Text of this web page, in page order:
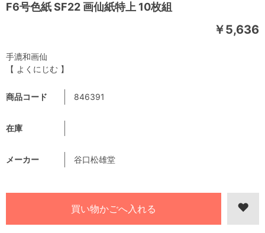
F6号色紙 SF22 画仙紙特上 10枚組
￥5,636
商品コード 846391
在庫
メーカー 谷口松雄堂
手漉和画仙
【 よくにじむ 】